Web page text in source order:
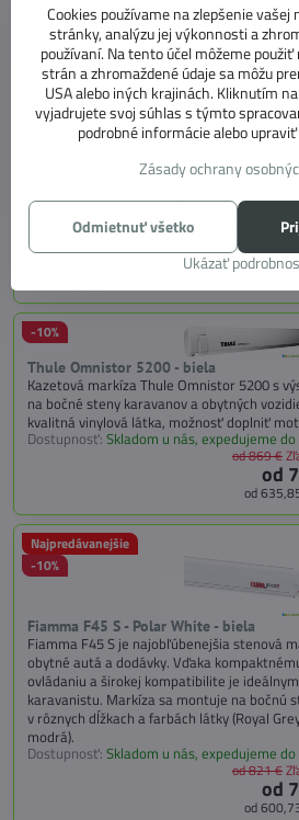
Najpredávanejšie
NOVINKA
-5%
Kompaktná manuálna markíza F35 Deep
hliníková konštrukcia v elegantnom čiernom
Dostupnosť:Skladom u nás, expedujeme
od
od 535 €
Thule Omnistor 5200 - biela
-10%
Kazetová markíza Thule Omnistor 5200 s
na bočné steny karavanov a obytných
kvalitná vinylová látka, možnosť doplniť
Dostupnosť: Skladom u nás, expedujeme do
od
od
od 869 €
Fiamma F45 S - Polar White - biela
Najpredávanejšie
-10%
Fiamma F45 S je najobľúbenejšia stenová
obytné autá a dodávky. Vďaka
ovládaniu a širokej kompatibilite je
karavanistu. Markíza sa montuje na bočnú
v rôznych dĺžkach a farbách látky (Royal
modrá).
Dostupnosť: Skladom u nás, expedujeme do
od
od
od 821 €
Cookies používame na zlepšenie
stránky, analýzu jej výkonnosti a
používaní. Na tento účel môžeme
strán a zhromaždené údaje sa môžu
USA alebo iných krajinách. Kliknutím
vyjadrujete svoj súhlas s týmto
podrobné informácie alebo
Zásady ochrany
Ukázať
Odmietnuť všetko